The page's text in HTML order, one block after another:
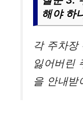
해야 하
각 주차장
잃어버린
을 안내받